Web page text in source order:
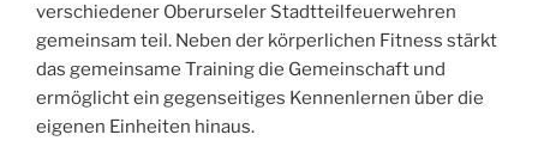
verschiedener Oberurseler Stadtteilfeuerwehren
gemeinsam teil. Neben der körperlichen Fitness stärkt
das gemeinsame Training die Gemeinschaft und
ermöglicht ein gegenseitiges Kennenlernen über die
eigenen Einheiten hinaus.